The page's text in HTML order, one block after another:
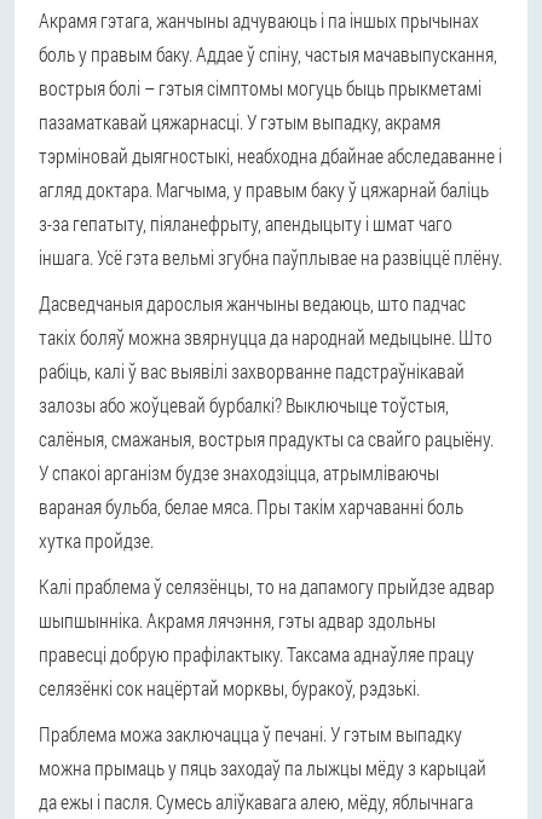
Акрамя гэтага, жанчыны адчуваюць і па іншых прычынах
боль у правым баку. Аддае ў спіну, частыя мачавыпускання,
вострыя болі – гэтыя сімптомы могуць быць прыкметамі
пазаматкавай цяжарнасці. У гэтым выпадку, акрамя
тэрміновай дыягностыкі, неабходна дбайнае абследаванне і
агляд доктара. Магчыма, у правым баку ў цяжарнай баліць
з-за гепатыту, піяланефрыту, апендыцыту і шмат чаго
іншага. Усё гэта вельмі згубна паўплывае на развіццё плёну.
Дасведчаныя дарослыя жанчыны ведаюць, што падчас
такіх боляў можна звярнуцца да народнай медыцыне. Што
рабіць, калі ў вас выявілі захворванне падстраўнікавай
залозы або жоўцевай бурбалкі? Выключыце тоўстыя,
салёныя, смажаныя, вострыя прадукты са свайго рацыёну.
У спакоі арганізм будзе знаходзіцца, атрымліваючы
вараная бульба, белае мяса. Пры такім харчаванні боль
хутка пройдзе.
Калі праблема ў селязёнцы, то на дапамогу прыйдзе адвар
шыпшынніка. Акрамя лячэння, гэты адвар здольны
правесці добрую прафілактыку. Таксама аднаўляе працу
селязёнкі сок нацёртай морквы, буракоў, рэдзькі.
Праблема можа заключацца ў печані. У гэтым выпадку
можна прымаць у пяць заходаў па лыжцы мёду з карыцай
да ежы і пасля. Сумесь аліўкавага алею, мёду, яблычнага